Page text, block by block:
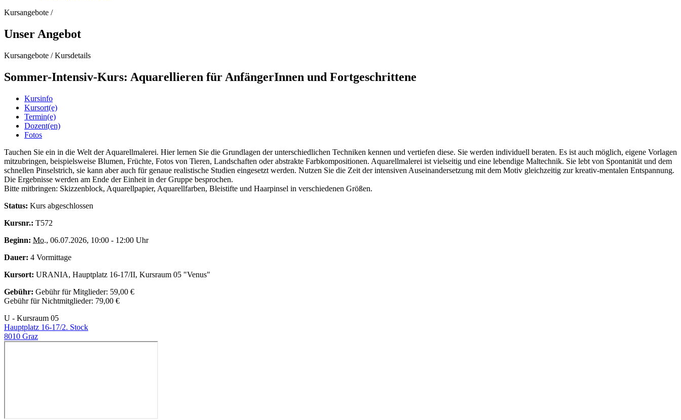
Kursangebote /
Unser Angebot
Kursangebote /Kursdetails
Sommer-Intensiv-Kurs: Aquarellieren für AnfängerInnen und Fortgeschrittene
Kursinfo
Kursort(e)
Termin(e)
Dozent(en)
Fotos
Tauchen Sie ein in die Welt der Aquarellmalerei. Hier lernen Sie die Grundlagen der unterschiedlichen Techniken kennen und vertiefen diese. Sie werden individuell beraten. Es ist auch möglich, eigene Vorlagen
mitzubringen, beispielsweise Blumen, Früchte, Fotos von Tieren, Landschaften oder abstrakte Farbkompositionen. Aquarellmalerei ist vielseitig und eine lebendige Maltechnik. Sie lebt von Spontanität und dem
schnellen Pinselstrich, sie kann aber auch für genaue realistische Studien eingesetzt werden. Nutzen Sie die Zeit der intensiven Auseinandersetzung mit dem Motiv gleichzeitig zur kreativ-mentalen Entspannung.
Die Ergebnisse werden am Ende der Einheit in der Gruppe besprochen.
Bitte mitbringen: Skizzenblock, Aquarellpapier, Aquarellfarben, Bleistifte und Haarpinsel in verschiedenen Größen.
Status: Kurs abgeschlossen
Kursnr.: T572
Beginn: Mo., 06.07.2026, 10:00 - 12:00 Uhr
Dauer: 4 Vormittage
Kursort: URANIA, Hauptplatz 16-17/II, Kursraum 05 "Venus"
Gebühr: Gebühr für Mitglieder: 59,00 €
Gebühr für Nichtmitglieder: 79,00 €
U - Kursraum 05
Hauptplatz 16-17/2. Stock
8010 Graz